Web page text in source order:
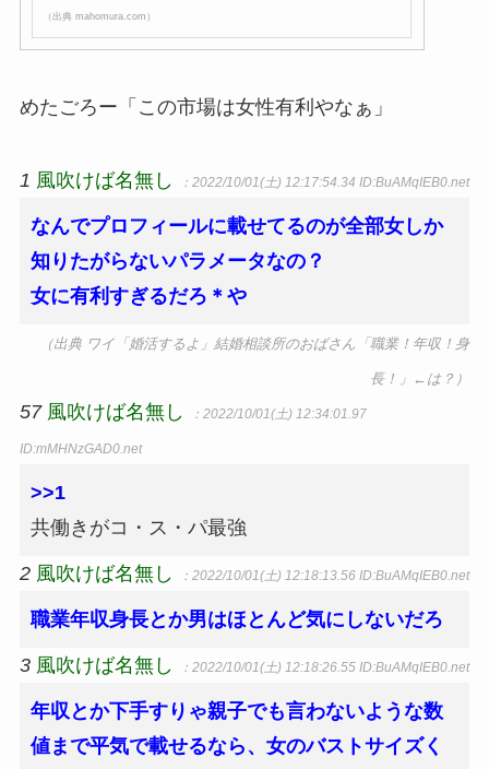
（出典 mahomura.com）
めたごろー「この市場は女性有利やなぁ」
1 風吹けば名無し ：2022/10/01(土) 12:17:54.34 ID:BuAMqIEB0.net
なんでプロフィールに載せてるのが全部女しか
知りたがらないパラメータなの？
女に有利すぎるだろ＊や
（出典 ワイ「婚活するよ」結婚相談所のおばさん「職業！年収！身
長！」←は？）
57 風吹けば名無し ：2022/10/01(土) 12:34:01.97
ID:mMHNzGAD0.net
>>1
共働きがコ・ス・パ最強
2 風吹けば名無し ：2022/10/01(土) 12:18:13.56 ID:BuAMqIEB0.net
職業年収身長とか男はほとんど気にしないだろ
3 風吹けば名無し ：2022/10/01(土) 12:18:26.55 ID:BuAMqIEB0.net
年収とか下手すりゃ親子でも言わないような数
値まで平気で載せるなら、女のバストサイズく